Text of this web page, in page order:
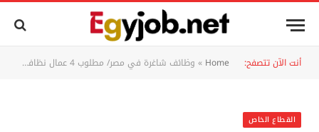
أنت الآن تتصفح: Home
» وظائف شاغرة في مصر/ مطلوب 4 عمال نظافة بدوام كامل
القطاع الخاص